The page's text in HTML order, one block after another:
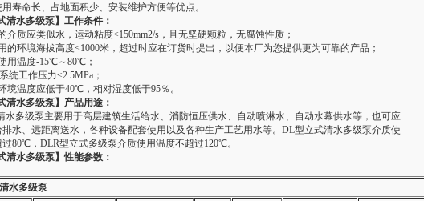
寿命长、占地面积少、安装维护方便等优点。
清水多级泵】工作条件：
介质应类似水，运动粘度<150mm2/s，且无坚硬颗粒，无腐蚀性质；
的环境海拔高度<1000米，超过时应在订货时提出，以便本厂为您提供更为可靠的产品；
用温度-15℃～80℃；
统工作压力≤2.5MPa；
境温度应低于40℃，相对湿度低于95％。
清水多级泵】产品用途：
水多级泵主要用于高层建筑生活给水、消防恒压供水、自动喷淋水、自动水幕供水等，也可应
排水、远距离送水，各种设备配套使用以及各种生产工艺用水等。DL型立式清水多级泵介质使
过80℃，DLR型立式多级泵介质使用温度不超过120℃。
清水多级泵】性能参数：
水多级泵